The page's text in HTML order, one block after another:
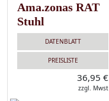
Ama.zonas RAT
Stuhl
DATENBLATT
PREISLISTE
36,95 €
zzgl. Mwst